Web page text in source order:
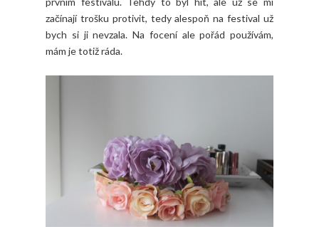
začínají trošku protivit, tedy alespoň na festival už
bych si ji nevzala. Na focení ale pořád používám,
mám je totiž ráda.